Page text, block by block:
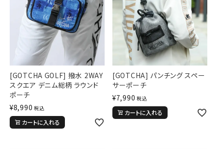
[GOTCHA GOLF] 撥水 2WAY
スクエア デニム総柄 ラウンド
ポーチ
¥8,990 税込
カートに入れる
[GOTCHA] パンチング スペー
サーポーチ
¥7,990 税込
カートに入れる